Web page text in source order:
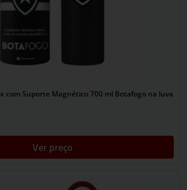
com Suporte Magnético 700 ml Botafogo na luva
Ver preço